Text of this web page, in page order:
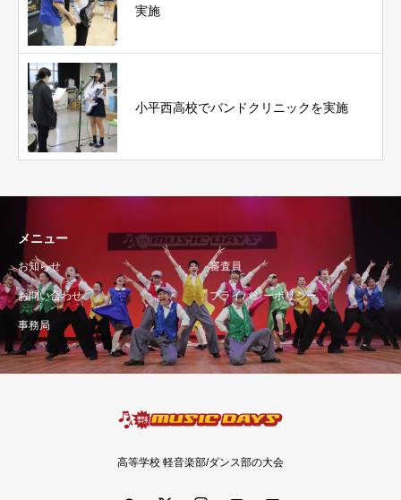
実施
小平西高校でバンドクリニックを実施
メニュー
お知らせ 審査員
お問い合わせ プライバシーポリシー
事務局
高等学校 軽音楽部/ダンス部の大会